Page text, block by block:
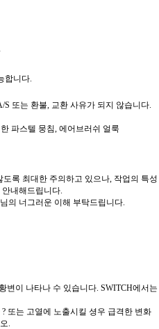
합니다.
또는 환불, 교환 사유가 되지 않습니다.
파스텔 뭉침, 에어브러쉬 얼룩
록 최대한 주의하고 있으나, 작업의 특성
내해드립니다.
의 너그러운 이해 부탁드립니다.
변이 나타나 수 있습니다. SWITCH에서는
또는 고열에 노출시킬 셩우 급격한 변화
.